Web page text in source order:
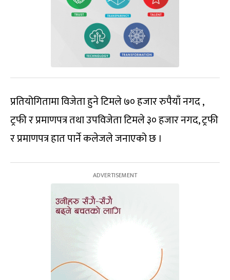
प्रतियोगितामा विजेता हुने टिमले ७० हजार रुपैयाँ नगद ,
ट्रफी र प्रमाणपत्र तथा उपविजेता टिमले ३० हजार नगद, ट्रफी
र प्रमाणपत्र हात पार्ने कलेजले जनाएको छ ।